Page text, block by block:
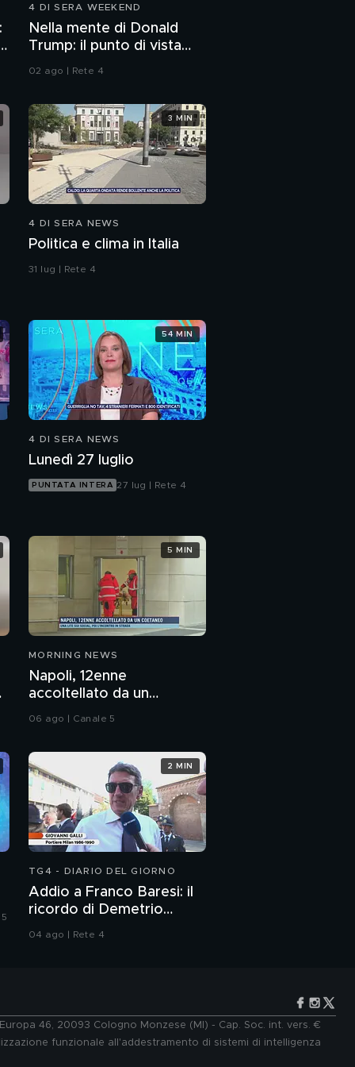
Ladri di case: l'abusiva
occupa da 7 anni (e
maltratta gli animali)
che tiene in ostaggio
un palazzo
Ladri di case:
occupano da 3 anni, li
sgomberano e
rioccupano
Ladri di case:
4 DI SERA WEEKEND
Nella mente di Donald
Trump: il punto di vista
dello psichiatra Leonardo
02 ago | Rete 4
4 DI SERA NEWS
Politica e clima in Italia
31 lug | Rete 4
3 MIN
4 DI SERA NEWS
Lunedì 27 luglio
PUNTATA INTERA 27 lug | Rete 4
54 MIN
MORNING NEWS
Napoli, 12enne
accoltellato da un
coetaneo
06 ago | Canale 5
5 MIN
TG4 - DIARIO DEL GIORNO
Addio a Franco Baresi: il
ricordo di Demetrio
Albertini, Clarence
04 ago | Rete 4
2 MIN
46, 20093 Cologno Monzese (MI) - Cap. Soc. int. vers. €
funzionale all'addestramento di sistemi di intelligenza